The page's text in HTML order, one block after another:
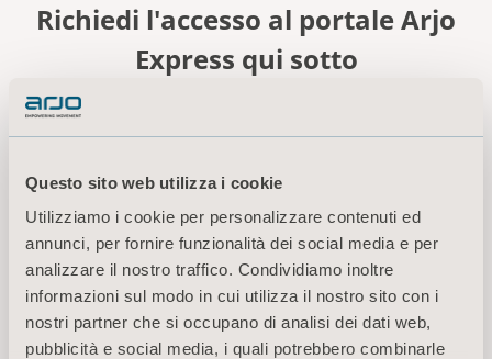
Questo sito web utilizza i cookie
Utilizziamo i cookie per personalizzare contenuti ed
annunci, per fornire funzionalità dei social media e per
analizzare il nostro traffico. Condividiamo inoltre
informazioni sul modo in cui utilizza il nostro sito con i
nostri partner che si occupano di analisi dei dati web,
pubblicità e social media, i quali potrebbero combinarle
Richiedi l'accesso al portale Arjo
Express qui sotto